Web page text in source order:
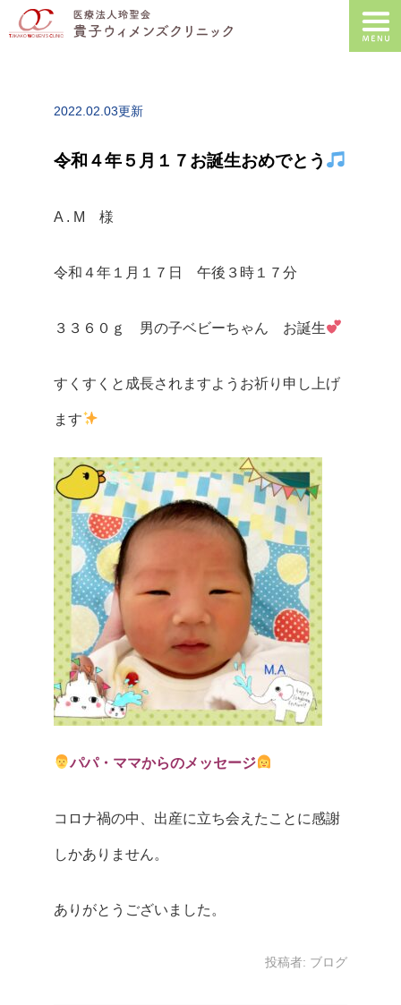
2022.02.03更新
令和４年５月１７お誕生おめでとう
A . M 様
令和４年１月１７日 午後３時１７分
３３６０ｇ 男の子ベビーちゃん お誕生
すくすくと成長されますようお祈り申し上げ
ます
パパ・ママからのメッセージ
コロナ禍の中、出産に立ち会えたことに感謝
しかありません。
ありがとうございました。
投稿者: ブログ